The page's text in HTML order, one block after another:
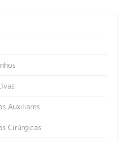
Auxiliares
Cirúrgicas